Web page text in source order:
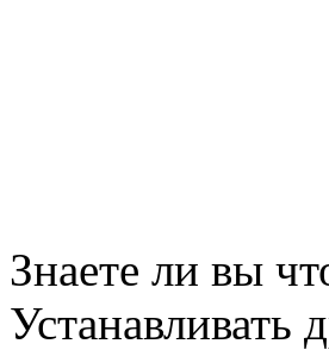
Знаете ли вы
Устанавливать